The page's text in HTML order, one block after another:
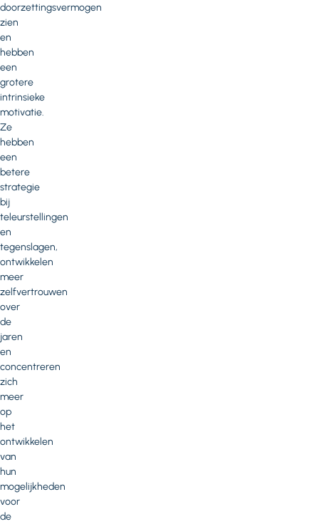
doorzettingsvermogen
zien
en
hebben
een
grotere
intrinsieke
motivatie.
Ze
hebben
een
betere
strategie
bij
teleurstellingen
en
tegenslagen,
ontwikkelen
meer
zelfvertrouwen
over
de
jaren
en
concentreren
zich
meer
op
het
ontwikkelen
van
hun
mogelijkheden
voor
de